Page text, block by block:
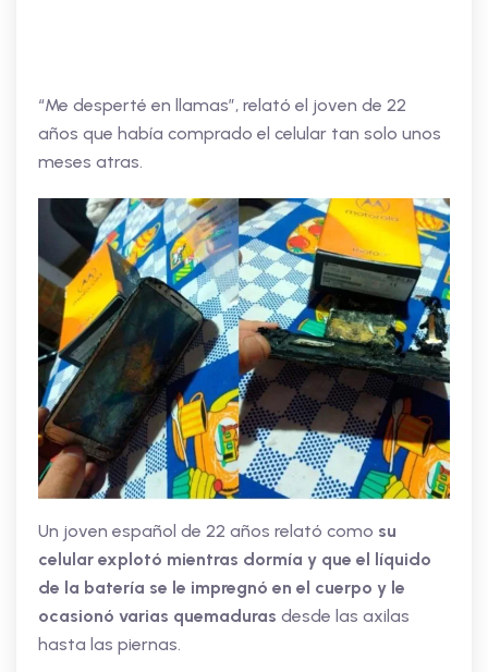
“Me desperté en llamas”, relató el joven de 22
años que había comprado el celular tan solo unos
meses atras.
Un joven español de 22 años relató como su
celular explotó mientras dormía y que el líquido
de la batería se le impregnó en el cuerpo y le
ocasionó varias quemaduras desde las axilas
hasta las piernas.